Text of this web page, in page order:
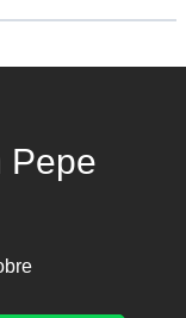
Pepe